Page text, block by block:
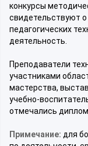
конкурсы
свидетельствуют
педагогических
деятельность.
Преподаватели
участниками
мастерства,
учебно-
отмечались
Примечание: для